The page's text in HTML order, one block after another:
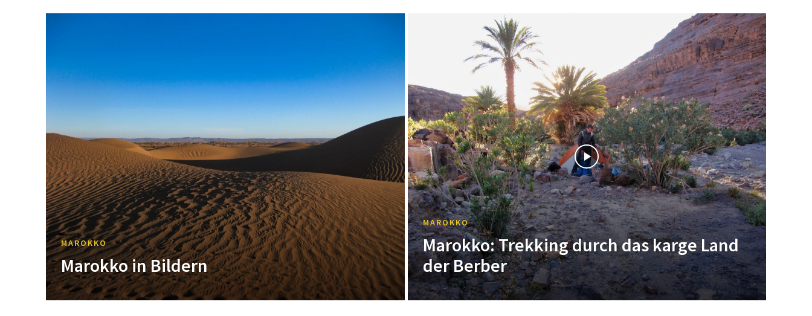
MAROKKO
Marokko in Bildern
MAROKKO
Marokko: Trekking durch das karge Land
der Berber